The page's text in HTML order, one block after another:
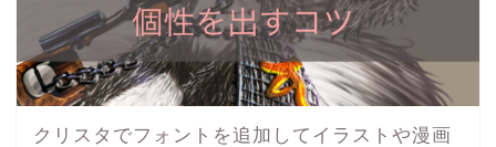
クリスタでフォントを追加してイラストや漫画